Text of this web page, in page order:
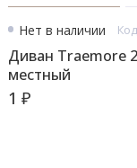
Нет в наличии
Диван Traemore
местный
1 ₽